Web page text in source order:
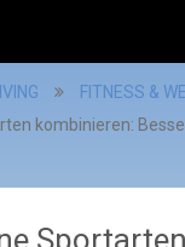
FITNESS &
kombinieren:
Sportarten